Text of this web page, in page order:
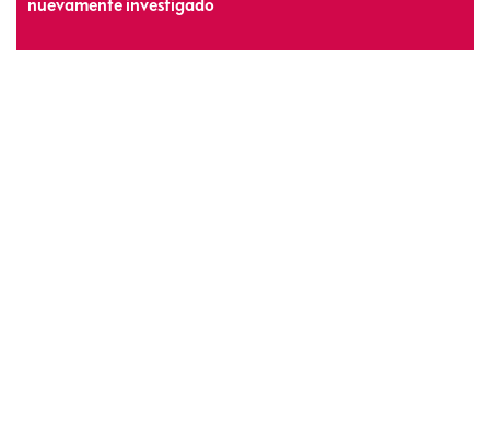
nuevamente investigado